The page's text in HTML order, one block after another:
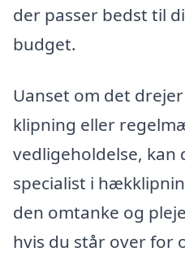
der passer bedst til
budget.
Uanset om det
klipning eller
vedligeholdelse, kan
specialist i
den omtanke og
hvis du står over for